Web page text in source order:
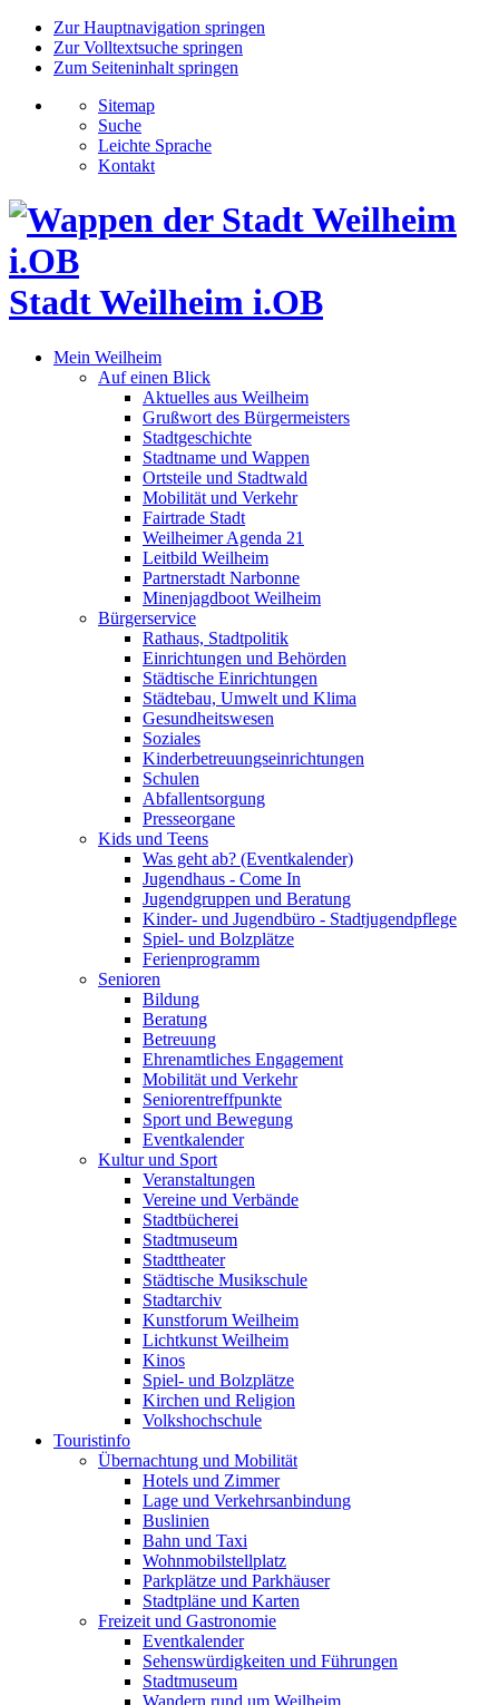
Zur Hauptnavigation springen
Zur Volltextsuche springen
Zum Seiteninhalt springen
Sitemap
Suche
Leichte Sprache
Kontakt
Stadt Weilheim i.OB
Mein Weilheim
Auf einen Blick
Aktuelles aus Weilheim
Grußwort des Bürgermeisters
Stadtgeschichte
Stadtname und Wappen
Ortsteile und Stadtwald
Mobilität und Verkehr
Fairtrade Stadt
Weilheimer Agenda 21
Leitbild Weilheim
Partnerstadt Narbonne
Minenjagdboot Weilheim
Bürgerservice
Rathaus, Stadtpolitik
Einrichtungen und Behörden
Städtische Einrichtungen
Städtebau, Umwelt und Klima
Gesundheitswesen
Soziales
Kinderbetreuungseinrichtungen
Schulen
Abfallentsorgung
Presseorgane
Kids und Teens
Was geht ab? (Eventkalender)
Jugendhaus - Come In
Jugendgruppen und Beratung
Kinder- und Jugendbüro - Stadtjugendpflege
Spiel- und Bolzplätze
Ferienprogramm
Senioren
Bildung
Beratung
Betreuung
Ehrenamtliches Engagement
Mobilität und Verkehr
Seniorentreffpunkte
Sport und Bewegung
Eventkalender
Kultur und Sport
Veranstaltungen
Vereine und Verbände
Stadtbücherei
Stadtmuseum
Stadttheater
Städtische Musikschule
Stadtarchiv
Kunstforum Weilheim
Lichtkunst Weilheim
Kinos
Spiel- und Bolzplätze
Kirchen und Religion
Volkshochschule
Touristinfo
Übernachtung und Mobilität
Hotels und Zimmer
Lage und Verkehrsanbindung
Buslinien
Bahn und Taxi
Wohnmobilstellplatz
Parkplätze und Parkhäuser
Stadtpläne und Karten
Freizeit und Gastronomie
Eventkalender
Sehenswürdigkeiten und Führungen
Stadtmuseum
Wandern rund um Weilheim